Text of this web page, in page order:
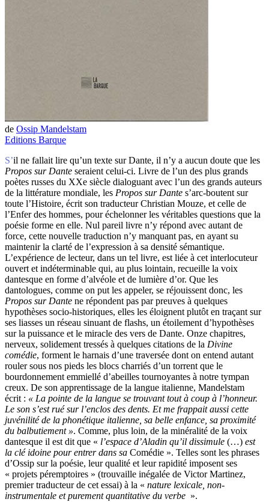
de Ossip Mandelstam
Editions Barque
S’il ne fallait lire qu’un texte sur Dante, il n’y a aucun doute que les
Propos sur Dante seraient celui-ci. Livre de l’un des plus grands
poètes russes du XXe siècle dialoguant avec l’un des grands auteurs
de la littérature mondiale, les Propos sur Dante s’arc-boutent sur
toute l’Histoire, écrit son traducteur Christian Mouze, et celle de
l’Enfer des hommes, pour échelonner les véritables questions que la
poésie forme en elle. Nul pareil livre n’y répond avec autant de
force, cette nouvelle traduction n’y manquant pas, en ayant su
maintenir la clarté de l’expression à sa densité sémantique.
L’expérience de lecteur, dans un tel livre, est liée à cet interlocuteur
ouvert et indéterminable qui, au plus lointain, recueille la voix
dantesque en forme d’alvéole et de lumière d’or. Que les
dantologues, comme on put les appeler, se réjouissent donc, les
Propos sur Dante ne répondent pas par preuves à quelques
hypothèses socio-historiques, elles les éloignent plutôt en traçant sur
ses liasses un réseau sinuant de flashs, un étoilement d’hypothèses
sur la puissance et le miracle des vers de Dante. Onze chapitres,
nerveux, solidement tressés à quelques citations de la Divine
comédie, forment le harnais d’une traversée dont on entend autant
rouler sous nos pieds les blocs charriés d’un torrent que le
bourdonnement emmiellé d’abeilles tournoyantes à notre tympan
creux. De son apprentissage de la langue italienne, Mandelstam
écrit : « La pointe de la langue se trouvant tout à coup à l’honneur.
Le son s’est rué sur l’enclos des dents. Et me frappait aussi cette
juvénilité de la phonétique italienne, sa belle enfance, sa proximité
du balbutiement ». Comme, plus loin, de la minéralité de la voix
dantesque il est dit que « l’espace d’Aladin qu’il dissimule (…) est
la clé idoine pour entrer dans sa Comédie ». Telles sont les phrases
d’Ossip sur la poésie, leur qualité et leur rapidité imposent ses
« projets péremptoires » (trouvaille inégalée de Victor Martinez,
premier traducteur de cet essai) à la « nature lexicale, non-
instrumentale et purement quantitative du verbe ».